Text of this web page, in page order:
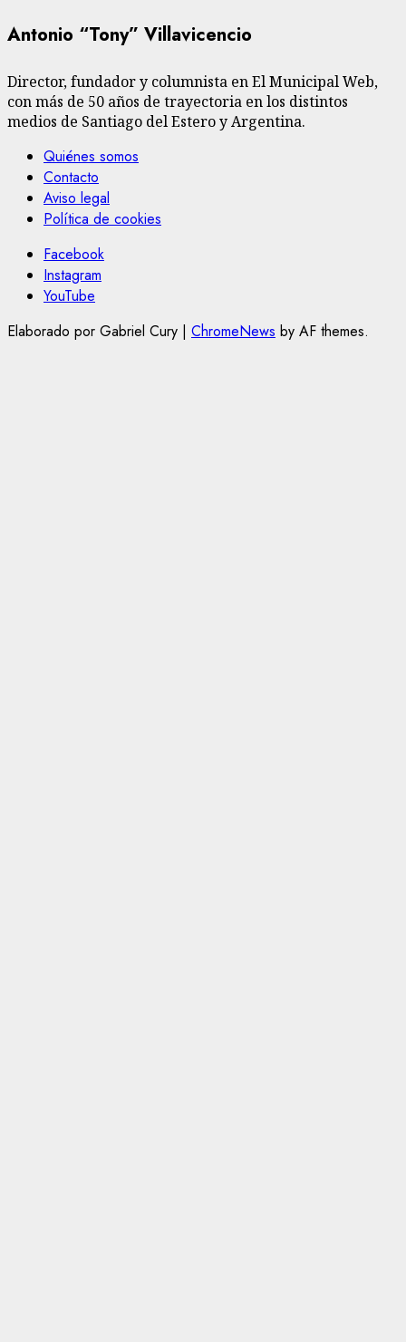
Antonio “Tony” Villavicencio
Director, fundador y columnista en El Municipal Web,
con más de 50 años de trayectoria en los distintos
medios de Santiago del Estero y Argentina.
Quiénes somos
Contacto
Aviso legal
Política de cookies
Facebook
Instagram
YouTube
Elaborado por Gabriel Cury | ChromeNews by AF themes.